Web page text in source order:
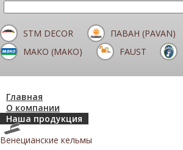
STM DECOR
ПАВАН (PAVAN)
МАКО (MAKO)
FAUST
Главная
О компании
Наша продукция
Венецианские кельмы